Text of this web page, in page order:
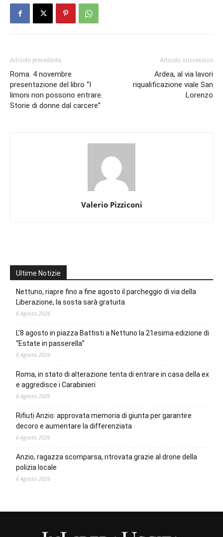
Articolo precedente
Roma. 4 novembre
presentazione del libro “I
limoni non possono entrare.
Storie di donne dal carcere”
Articolo successivo
Ardea, al via lavori
riqualificazione viale San
Lorenzo
Valerio Pizziconi
Ultime Notizie
Nettuno, riapre fino a fine agosto il parcheggio di via della
Liberazione, la sosta sarà gratuita
6 Agosto 2026
L’8 agosto in piazza Battisti a Nettuno la 21esima edizione di
“Estate in passerella”
6 Agosto 2026
Roma, in stato di alterazione tenta di entrare in casa della ex
e aggredisce i Carabinieri
6 Agosto 2026
Rifiuti Anzio: approvata memoria di giunta per garantire
decoro e aumentare la differenziata
6 Agosto 2026
Anzio, ragazza scomparsa, ritrovata grazie al drone della
polizia locale
6 Agosto 2026